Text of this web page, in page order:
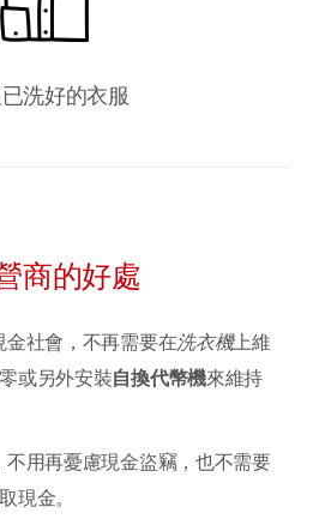
洗好的衣服
商的好處
社會，不再需要在洗衣機上維
或另外安裝自換代幣機來維持
用再憂慮現金盜竊，也不需要
現金。